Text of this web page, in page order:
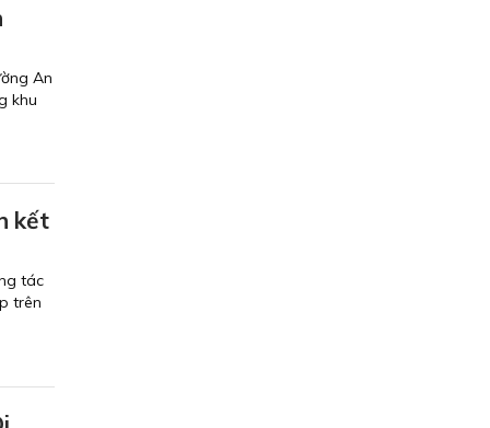
An
khu
kết
tác
trên